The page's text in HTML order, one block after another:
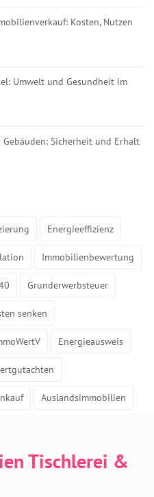
Kosten, Nutzen
Umwelt und Gesundheit im
Sicherheit und Erhalt
Energieeffizienz
Immobilienbewertung
Grunderwerbsteuer
senken
Energieausweis
Auslandsimmobilien
Tischlerei &